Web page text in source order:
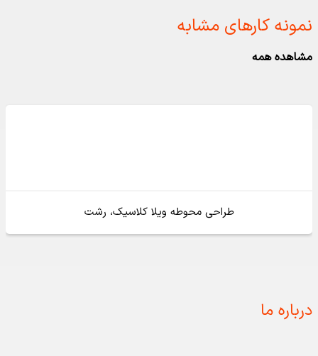
نمونه کارهای مشابه ​
مشاهده همه
طراحی محوطه ویلا کلاسیک، رشت
درباره ما